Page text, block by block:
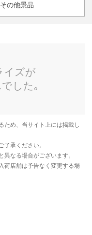
その他景品